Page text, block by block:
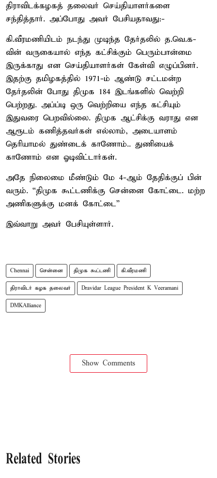
திராவிடக்கழகத் தலைவர் செய்தியாளர்களை
சந்தித்தார். அப்போது அவர் பேசியதாவது:-
கி.வீரமணியிடம் நடந்து முடிந்த தேர்தலில் த.வெ.க-
வின் வருகையால் எந்த கட்சிக்கும் பெரும்பான்மை
இருக்காது என செய்தியாளர்கள் கேள்வி எழுப்பினர்.
இதற்கு தமிழகத்தில் 1971-ம் ஆண்டு சட்டமன்ற
தேர்தலின் போது திமுக 184 இடங்களில் வெற்றி
பெற்றது. அப்ப்டி ஒரு வெற்றியை எந்த கட்சியும்
இதுவரை பெறவில்லை. திமுக ஆட்சிக்கு வராது என
ஆரூடம் கணித்தவர்கள் எல்லாம், அடையாளம்
தெரியாமல் துண்டைக் காணோம்.. துணியைக்
காணோம் என ஓடிவிட்டார்கள்.
அதே நிலைமை மீண்டும் மே 4-ஆம் தேதிக்குப் பின்
வரும். “திமுக கூட்டணிக்கு சென்னை கோட்டை. மற்ற
அணிகளுக்கு மனக் கோட்டை”
இவ்வாறு அவர் பேசியுள்ளார்.
Chennai சென்னை திமுக கூட்டணி கி.வீரமணி
திராவிடர் கழக தலைவர் Dravidar League President K Veeramani
DMKAlliance
Show Comments
Related Stories